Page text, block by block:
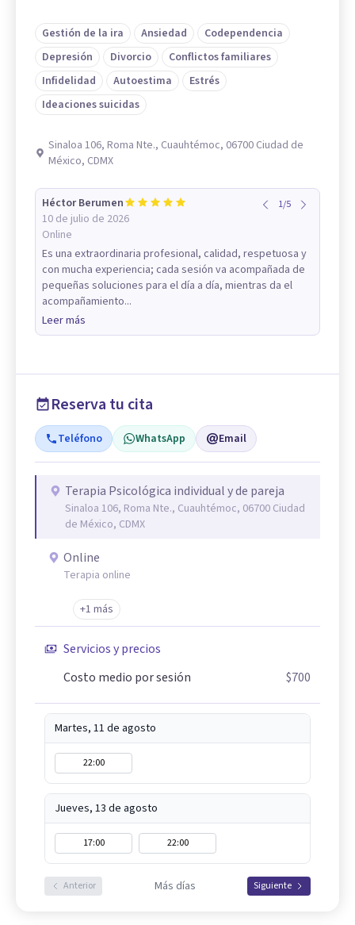
Gestión de la ira Ansiedad
Codependencia
Depresión
Divorcio
Conflictos familiares
Infidelidad
Autoestima
Estrés
Ideaciones suicidas
Sinaloa 106, Roma Nte., Cuauhtémoc, 06700 Ciudad de
México, CDMX
Héctor Berumen
10 de julio de 2026
Online
1/5
Es una extraordinaria profesional, calidad, respetuosa y
con mucha experiencia; cada sesión va acompañada de
pequeñas soluciones para el día a día, mientras da el
acompañamiento...
Leer más
Reserva tu cita
Teléfono WhatsApp Email
Terapia Psicológica individual y de pareja
Sinaloa 106, Roma Nte., Cuauhtémoc, 06700 Ciudad
de México, CDMX
Online
Terapia online
+1 más
Servicios y precios
Costo medio por sesión
$700
Martes, 11 de agosto
22:00
Jueves, 13 de agosto
17:00 22:00
Anterior Más días Siguiente